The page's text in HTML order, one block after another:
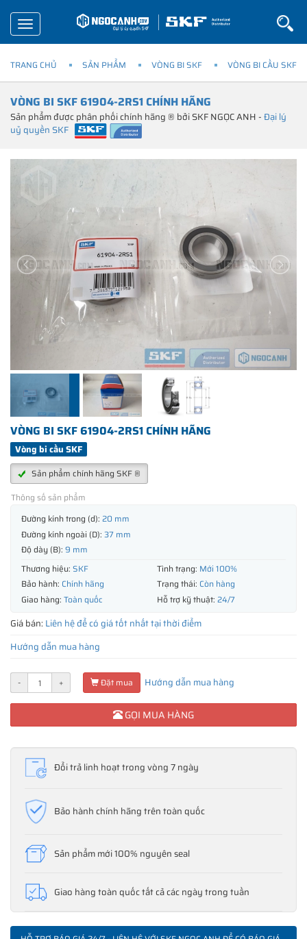
Toggle
navigation
TRANG CHỦ SẢN PHẨM VÒNG BI SKF VÒNG BI CẦU SKF
VÒNG BI SKF 61904-2RS1 CHÍNH HÃNG
Sản phẩm được phân phối chính hãng ® bởi SKF NGỌC ANH -Đại lý
uỷ quyền SKF
VÒNG BI SKF 61904-2RS1 CHÍNH HÃNG
Vòng bi cầu SKF
Sản phẩm chính hãng SKF ®
Thông số sản phẩm
Đường kính trong (d): 20 mm
Đường kính ngoài (D): 37 mm
Độ dày (B): 9 mm
Thương hiệu: SKF Tình trạng: Mới 100%
Bảo hành: Chính hãng Trạng thái: Còn hàng
Giao hàng: Toàn quốc Hỗ trợ kỹ thuật: 24/7
Giá bán: Liên hệ để có giá tốt nhất tại thời điểm
Hướng dẫn mua hàng
- + Đặt mua Hướng dẫn mua hàng
GỌI MUA HÀNG
Đổi trả linh hoạt trong vòng 7 ngày
Bảo hành chính hãng trên toàn quốc
Sản phẩm mới 100% nguyên seal
Giao hàng toàn quốc tất cả các ngày trong tuần